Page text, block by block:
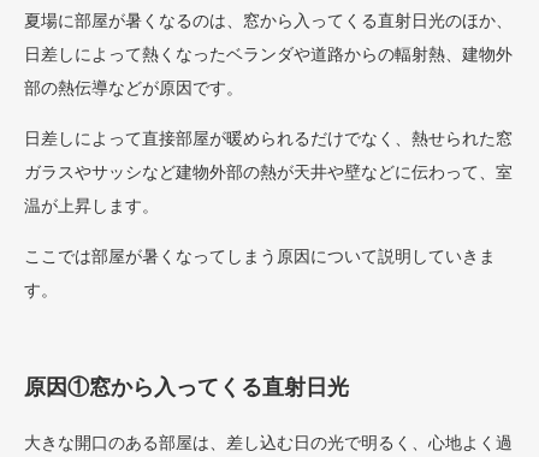
夏場に部屋が暑くなるのは、窓から入ってくる直射日光のほか、
日差しによって熱くなったベランダや道路からの輻射熱、建物外
部の熱伝導などが原因です。
日差しによって直接部屋が暖められるだけでなく、熱せられた窓
ガラスやサッシなど建物外部の熱が天井や壁などに伝わって、室
温が上昇します。
ここでは部屋が暑くなってしまう原因について説明していきま
す。
原因①窓から入ってくる直射日光
大きな開口のある部屋は、差し込む日の光で明るく、心地よく過